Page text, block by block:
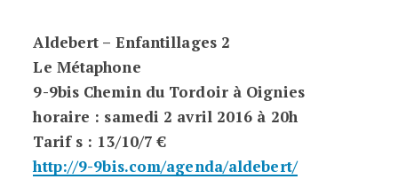
Aldebert – Enfantillages 2
Le Métaphone
9-9bis Chemin du Tordoir à Oignies
horaire : samedi 2 avril 2016 à 20h
Tarif s : 13/10/7 €
http://9-9bis.com/agenda/aldebert/